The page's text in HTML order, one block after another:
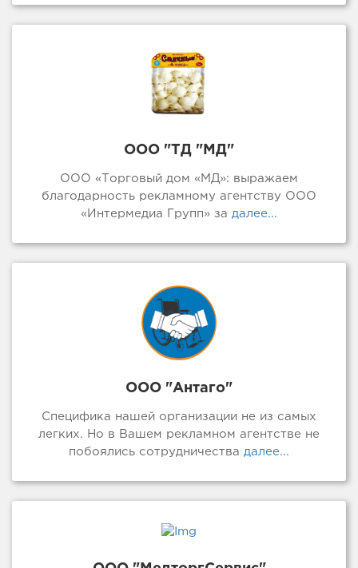
ООО "ТД "МД"
ООО «Торговый дом «МД»: выражаем
благодарность рекламному агентству ООО
«Интермедиа Групп» за далее...
ООО "Антаго"
Специфика нашей организации не из самых
легких. Но в Вашем рекламном агентстве не
побоялись сотрудничества далее...